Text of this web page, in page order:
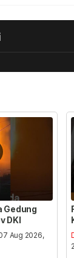
Gedung
DKI
Aug 2026,